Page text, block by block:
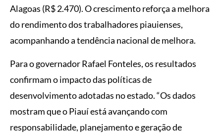
Alagoas (R$ 2.470). O crescimento reforça a melhora
do rendimento dos trabalhadores piauienses,
acompanhando a tendência nacional de melhora.
Para o governador Rafael Fonteles, os resultados
confirmam o impacto das políticas de
desenvolvimento adotadas no estado. “Os dados
mostram que o Piauí está avançando com
responsabilidade, planejamento e geração de